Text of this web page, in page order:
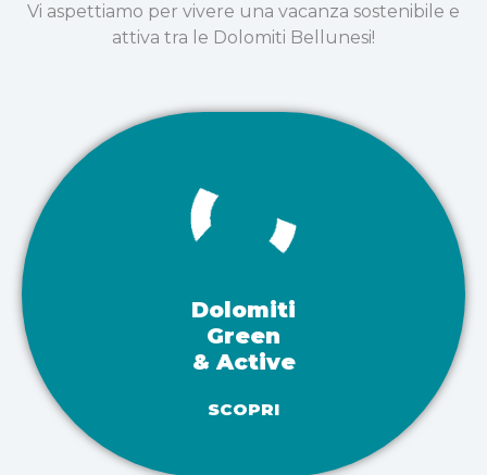
Vi aspettiamo per vivere una vacanza sostenibile e
attiva tra le Dolomiti Bellunesi!
Dolomiti
Green
& Active
SCOPRI